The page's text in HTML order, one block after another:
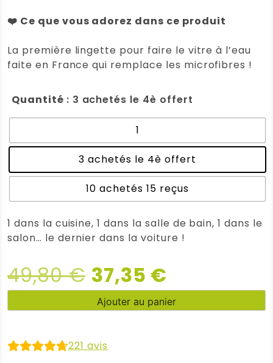
❤️ Ce que vous adorez dans ce produit
La première lingette pour faire le vitre à l’eau
faite en France qui remplace les microfibres !
Quantité : 3 achetés le 4è offert
1
3 achetés le 4è offert
10 achetés 15 reçus
1 dans la cuisine, 1 dans la salle de bain, 1 dans le
salon… le dernier dans la voiture !
49,80€ Le
prix
37,35 €
prix
quantité
de
:
faire
Ajouter au panier
221 avis